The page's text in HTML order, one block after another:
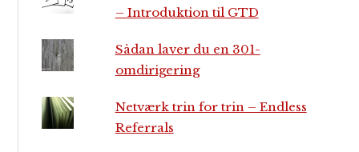
– Introduktion til GTD
Sådan laver du en 301-
omdirigering
Netværk trin for trin – Endless
Referrals